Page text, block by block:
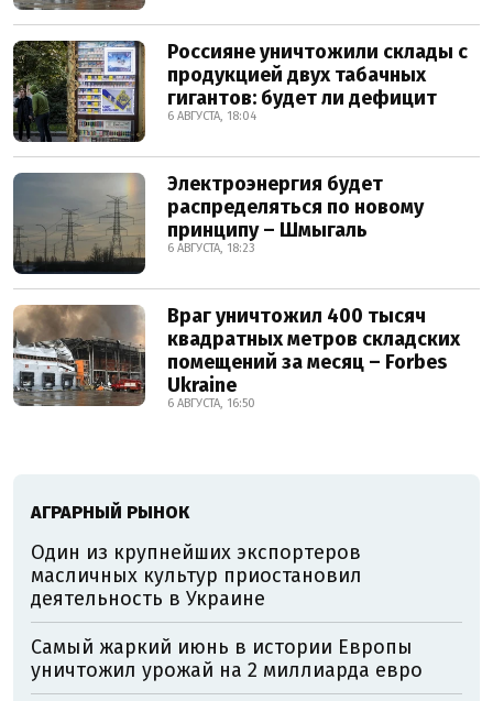
Россияне уничтожили склады с
продукцией двух табачных
гигантов: будет ли дефицит
6 АВГУСТА, 18:04
Электроэнергия будет
распределяться по новому
принципу – Шмыгаль
6 АВГУСТА, 18:23
Враг уничтожил 400 тысяч
квадратных метров складских
помещений за месяц – Forbes
Ukraine
6 АВГУСТА, 16:50
АГРАРНЫЙ РЫНОК
Один из крупнейших экспортеров
масличных культур приостановил
деятельность в Украине
Самый жаркий июнь в истории Европы
уничтожил урожай на 2 миллиарда евро